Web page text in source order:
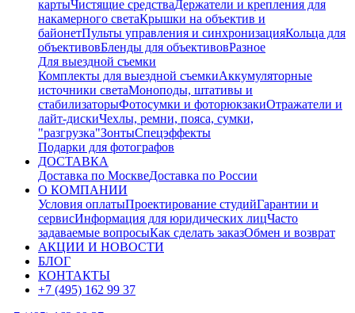
картыЧистящие средстваДержатели и крепления для
накамерного светаКрышки на объектив и
байонетПульты управления и синхронизацияКольца для
объективовБленды для объективовРазное
Для выездной съемки
Комплекты для выездной съемкиАккумуляторные
источники светаМоноподы, штативы и
стабилизаторыФотосумки и фоторюкзакиОтражатели и
лайт-дискиЧехлы, ремни, пояса, сумки,
"разгрузка"ЗонтыСпецэффекты
Подарки для фотографов
ДОСТАВКА
Доставка по МосквеДоставка по России
О КОМПАНИИ
Условия оплатыПроектирование студийГарантии и
сервисИнформация для юридических лицЧасто
задаваемые вопросыКак сделать заказОбмен и возврат
АКЦИИ И НОВОСТИ
БЛОГ
КОНТАКТЫ
+7 (495) 162 99 37